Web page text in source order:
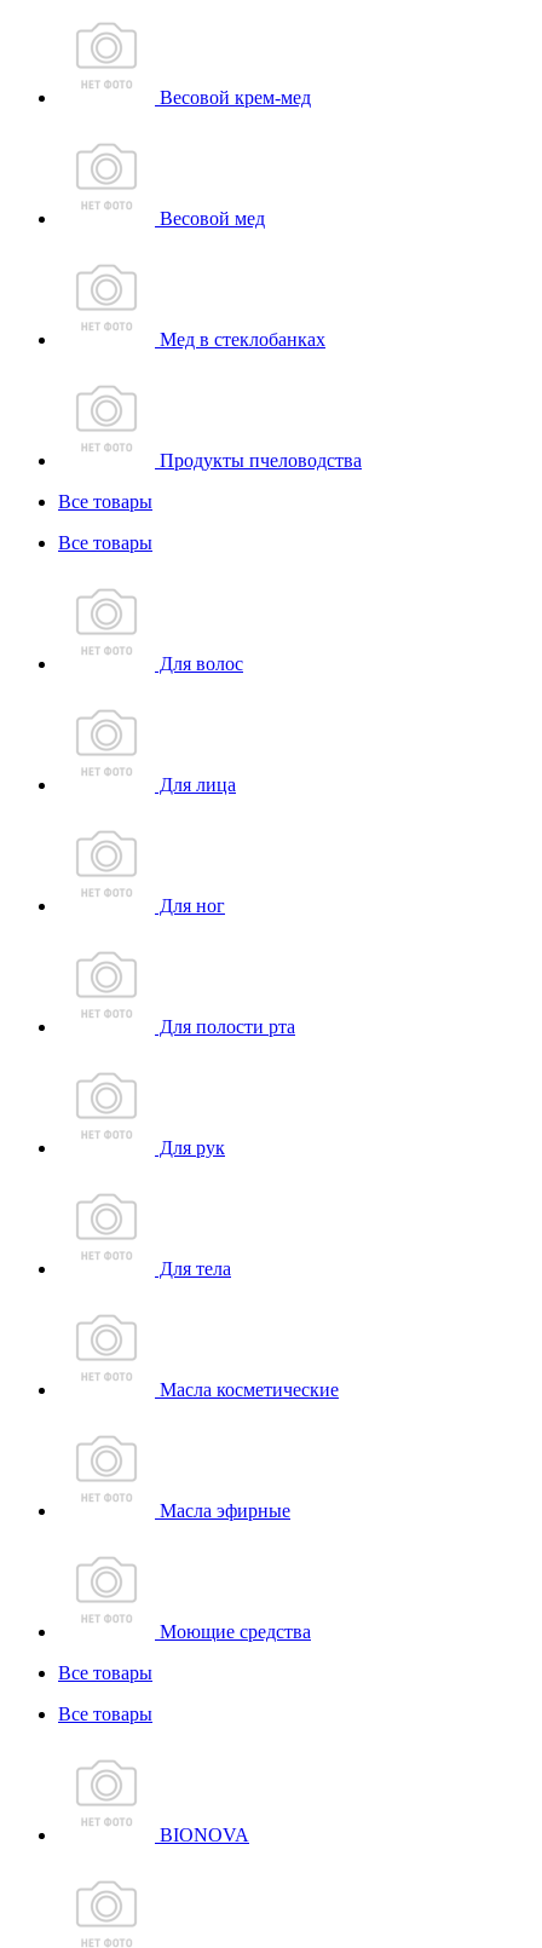
Весовой крем-мед
Весовой мед
Мед в стеклобанках
Продукты пчеловодства
Все товары
Все товары
Для волос
Для лица
Для ног
Для полости рта
Для рук
Для тела
Масла косметические
Масла эфирные
Моющие средства
Все товары
Все товары
BIONOVA